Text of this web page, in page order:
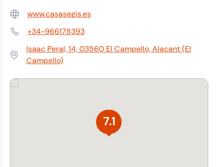
Web: www.casasegis.es
Teléfono:+34-966178393
Dirección:
Isaac Peral, 14, 03560 El Campello, Alacant (El
Campello)
7.1